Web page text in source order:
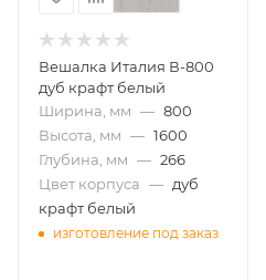
Вешалка Италия В-800
дуб крафт белый
Ширина, мм — 800
Высота, мм — 1600
Глубина, мм — 266
Цвет корпуса — дуб
крафт белый
изготовление под заказ